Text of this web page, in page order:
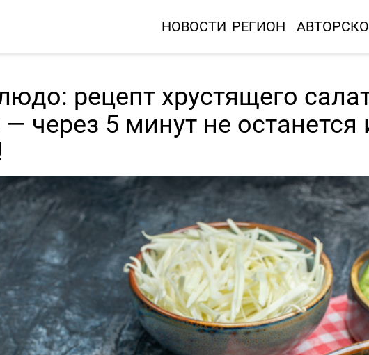
НОВОСТИ РЕГИОН
рецепт хрустящего
через 5 минут не останется